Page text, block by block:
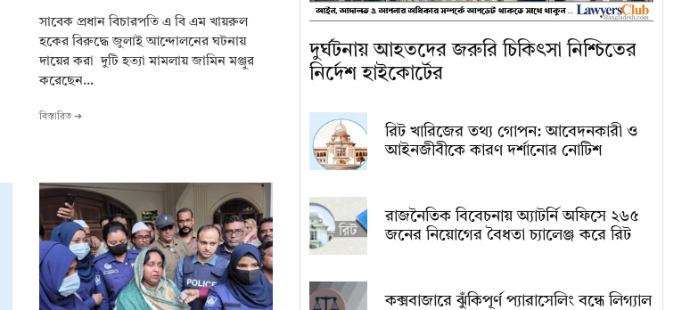
সাবেক প্রধান বিচারপতি এ বি এম খায়রুল
হকের বিরুদ্ধে জুলাই আন্দোলনের ঘটনায়
দায়ের করা দুটি হত্যা মামলায় জামিন মঞ্জুর
করেছেন...
বিস্তারিত ➔
দুর্ঘটনায় আহতদের জরুরি চিকিৎসা নিশ্চিতের
নির্দেশ হাইকোর্টের
রিট খারিজের তথ্য গোপন: আবেদনকারী ও
আইনজীবীকে কারণ দর্শানোর নোটিশ
রাজনৈতিক বিবেচনায় অ‍্যাটর্নি অফিসে ২৬৫
জনের নিয়োগের বৈধতা চ্যালেঞ্জ করে রিট
কক্সবাজারে ঝুঁকিপূর্ণ প্যারাসেলিং বন্ধে লিগ্যাল